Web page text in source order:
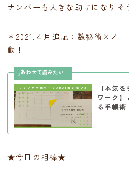
ナンバーも大きな助けになりそ
＊2021.４月追記：数秘術×ノ
動！
【本気
ワーク
る手帳術
★今日の相棒★